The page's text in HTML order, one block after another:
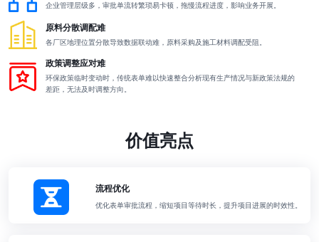
企业管理层级多，审批单流转繁琐易卡顿，拖慢流程进度，影响业务开展。
原料分散调配难
各厂区地理位置分散导致数据联动难，原料采购及施工材料调配受阻。
政策调整应对难
环保政策临时变动时，传统表单难以快速整合分析现有生产情况与新政策法规的
差距，无法及时调整方向。
价值亮点
流程优化
优化表单审批流程，缩短项目等待时长，提升项目进展的时效性。